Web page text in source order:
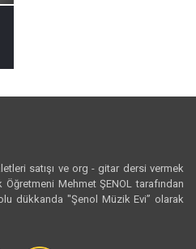
satışı ve org - gitar dersi vermek
Mehmet ŞENOL tarafından
dükkanda "Şenol Müzik Evi” olarak